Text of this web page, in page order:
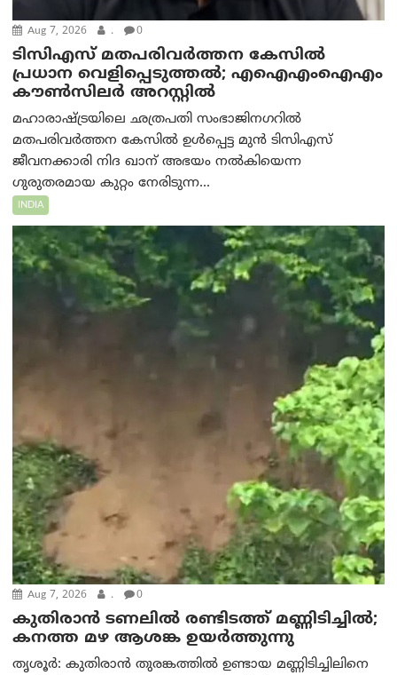
Aug 7, 2026 . 0
ടിസിഎസ് മതപരിവർത്തന കേസിൽ
പ്രധാന വെളിപ്പെടുത്തൽ; എഐഎംഐഎം
കൗൺസിലർ അറസ്റ്റിൽ
മഹാരാഷ്ട്രയിലെ ഛത്രപതി സംഭാജിനഗറിൽ
മതപരിവർത്തന കേസിൽ ഉൾപ്പെട്ട മുൻ ടിസിഎസ്
ജീവനക്കാരി നിദ ഖാന് അഭയം നൽകിയെന്ന
ഗുരുതരമായ കുറ്റം നേരിടുന്ന...
INDIA
Aug 7, 2026 . 0
കുതിരാൻ ടണലിൽ രണ്ടിടത്ത് മണ്ണിടിച്ചിൽ;
കനത്ത മഴ ആശങ്ക ഉയർത്തുന്നു
തൃശൂർ: കുതിരാൻ തുരങ്കത്തിൽ ഉണ്ടായ മണ്ണിടിച്ചിലിനെ